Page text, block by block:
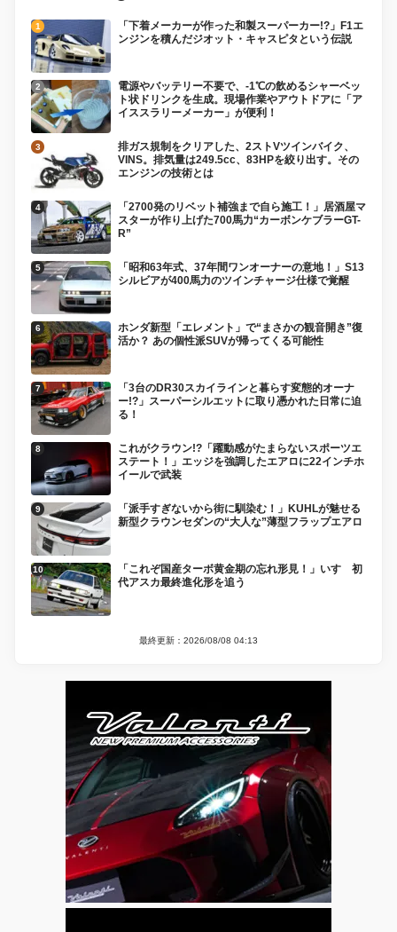
「下着メーカーが作った和製スーパーカー!?」F1エ
ンジンを積んだジオット・キャスピタという伝説
電源やバッテリー不要で、-1℃の飲めるシャーベッ
ト状ドリンクを生成。現場作業やアウトドアに「ア
イススラリーメーカー」が便利！
排ガス規制をクリアした、2ストVツインバイク、
VINS。排気量は249.5cc、83HPを絞り出す。その
エンジンの技術とは
「2700発のリベット補強まで自ら施工！」居酒屋マ
スターが作り上げた700馬力“カーボンケブラーGT-
R”
「昭和63年式、37年間ワンオーナーの意地！」S13
シルビアが400馬力のツインチャージ仕様で覚醒
ホンダ新型「エレメント」で“まさかの観音開き”復
活か？ あの個性派SUVが帰ってくる可能性
「3台のDR30スカイラインと暮らす変態的オーナ
ー!?」スーパーシルエットに取り憑かれた日常に迫
る！
これがクラウン!?「躍動感がたまらないスポーツエ
ステート！」エッジを強調したエアロに22インチホ
イールで武装
「派手すぎないから街に馴染む！」KUHLが魅せる
新型クラウンセダンの“大人な”薄型フラップエアロ
「これぞ国産ターボ黄金期の忘れ形見！」いすゞ初
代アスカ最終進化形を追う
最終更新：2026/08/08 04:13